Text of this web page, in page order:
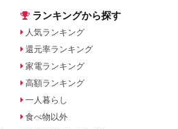
ランキングから探す
人気ランキング
還元率ランキング
家電ランキング
高額ランキング
一人暮らし
食べ物以外